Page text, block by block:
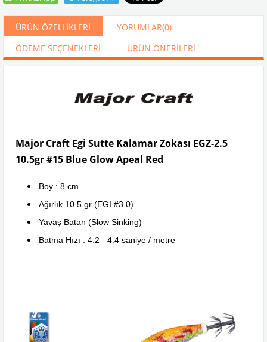
ÜRÜN ÖZELLIKLERI YORUMLAR(0)
ÖDEME SEÇENEKLERI
ÜRÜN ÖNERILERI
Major Craft Egi Sutte Kalamar Zokası EGZ-2.5
10.5gr #15 Blue Glow Apeal Red
Boy : 8 cm
Ağırlık 10.5 gr (EGI #3.0)
Yavaş Batan (Slow Sinking)
Batma Hızı : 4.2 - 4.4 saniye / metre